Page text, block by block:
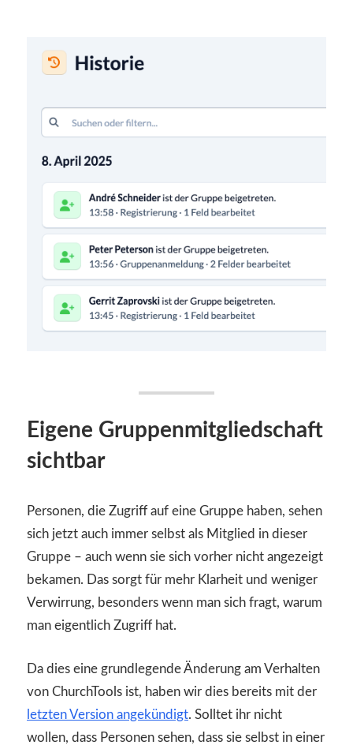
Eigene Gruppenmitgliedschaft
sichtbar
Personen, die Zugriff auf eine Gruppe haben, sehen
sich jetzt auch immer selbst als Mitglied in dieser
Gruppe – auch wenn sie sich vorher nicht angezeigt
bekamen. Das sorgt für mehr Klarheit und weniger
Verwirrung, besonders wenn man sich fragt, warum
man eigentlich Zugriff hat.
Da dies eine grundlegende Änderung am Verhalten
von ChurchTools ist, haben wir dies bereits mit der
letzten Version angekündigt. Solltet ihr nicht
wollen, dass Personen sehen, dass sie selbst in einer